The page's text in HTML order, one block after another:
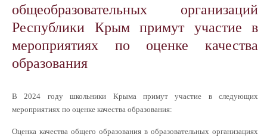
общеобразовательных организаций
Республики Крым примут участие в
мероприятиях по оценке качества
образования
В 2024 году школьники Крыма примут участие в следующих
мероприятиях по оценке качества образования:
Оценка качества общего образования в образовательных организациях